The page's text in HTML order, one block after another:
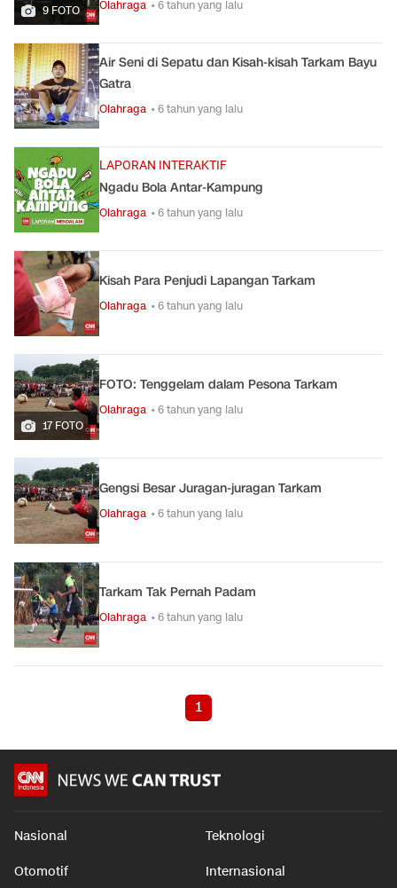
9 FOTO Olahraga • 6 tahun yang lalu
Air Seni di Sepatu dan Kisah-kisah Tarkam Bayu
Gatra
Olahraga • 6 tahun yang lalu
LAPORAN INTERAKTIF
Ngadu Bola Antar-Kampung
Olahraga • 6 tahun yang lalu
Kisah Para Penjudi Lapangan Tarkam
Olahraga • 6 tahun yang lalu
17 FOTO
FOTO: Tenggelam dalam Pesona Tarkam
Olahraga • 6 tahun yang lalu
Gengsi Besar Juragan-juragan Tarkam
Olahraga • 6 tahun yang lalu
Tarkam Tak Pernah Padam
Olahraga • 6 tahun yang lalu
1
Nasional Teknologi
Otomotif Internasional